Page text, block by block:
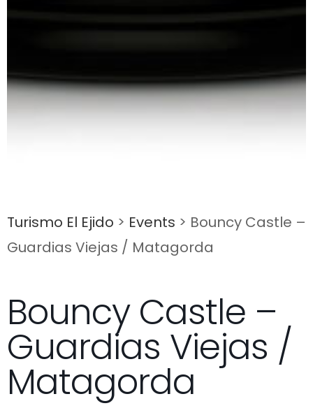
Turismo El Ejido > Events > Bouncy Castle –
Guardias Viejas / Matagorda
Bouncy Castle –
Guardias Viejas /
Matagorda